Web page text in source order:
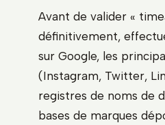
Avant de valider «
définitivement,
sur Google, les
(Instagram, Twitter,
registres de noms de
bases de marques